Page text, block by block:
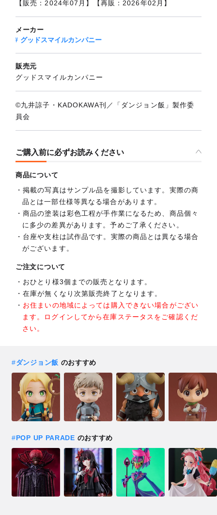
【販売：2024年07月】【再販：2026年02月】
メーカー
グッドスマイルカンパニー
販売元
グッドスマイルカンパニー
©九井諒子・KADOKAWA刊／「ダンジョン飯」製作委
員会
ご購入前に必ずお読みください
商品について
掲載の写真はサンプル品を撮影しています。実際の商
品とは一部仕様等異なる場合があります。
商品の塗装は彩色工程が手作業になるため、商品個々
に多少の差異があります。予めご了承ください。
台座や支柱は試作品です。実際の商品とは異なる場合
がございます。
ご注文について
おひとり様3個までの販売となります。
在庫が無くなり次第販売終了となります。
お住まいの地域によっては購入できない場合がござい
ます。ログインしてから在庫ステータスをご確認くだ
さい。
#ダンジョン飯 のおすすめ
#POP UP PARADE のおすすめ